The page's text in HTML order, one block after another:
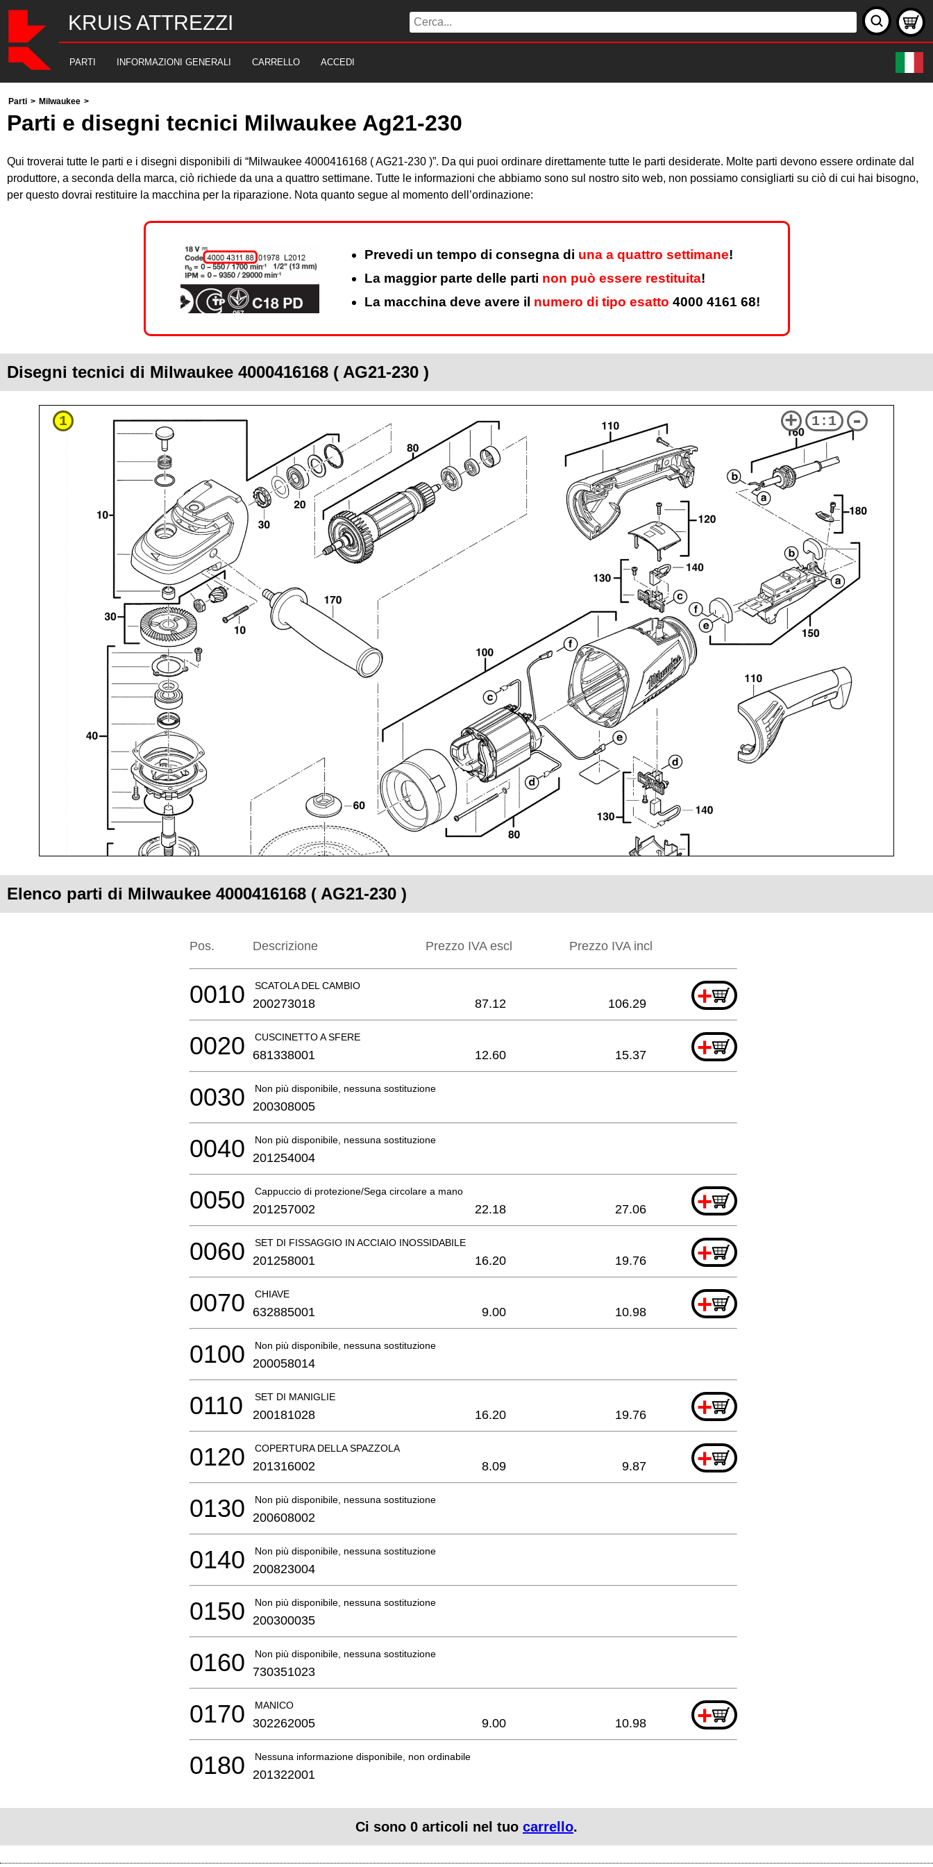
KRUIS ATTREZZI
PARTI INFORMAZIONI GENERALI CARRELLO ACCEDI
Parti > Milwaukee >
Parti e disegni tecnici Milwaukee Ag21-230
Qui troverai tutte le parti e i disegni disponibili di “Milwaukee 4000416168 ( AG21-230 )”. Da qui puoi ordinare direttamente tutte le parti desiderate. Molte parti devono essere ordinate dal
produttore, a seconda della marca, ciò richiede da una a quattro settimane. Tutte le informazioni che abbiamo sono sul nostro sito web, non possiamo consigliarti su ciò di cui hai bisogno,
per questo dovrai restituire la macchina per la riparazione. Nota quanto segue al momento dell’ordinazione:
Prevedi un tempo di consegna di una a quattro settimane!
La maggior parte delle parti non può essere restituita!
La macchina deve avere il numero di tipo esatto 4000 4161 68!
Disegni tecnici di Milwaukee 4000416168 ( AG21-230 )
1 + 1:1 -
Elenco parti di Milwaukee 4000416168 ( AG21-230 )
Pos. Descrizione Prezzo IVA escl Prezzo IVA incl
SCATOLA DEL CAMBIO +
0010 200273018 87.12 106.29
CUSCINETTO A SFERE +
0020 681338001 12.60 15.37
Non più disponibile, nessuna sostituzione
0030 200308005
Non più disponibile, nessuna sostituzione
0040 201254004
Cappuccio di protezione/Sega circolare a mano +
0050 201257002 22.18 27.06
SET DI FISSAGGIO IN ACCIAIO INOSSIDABILE +
0060 201258001 16.20 19.76
CHIAVE +
0070 632885001 9.00 10.98
Non più disponibile, nessuna sostituzione
0100 200058014
SET DI MANIGLIE +
0110 200181028 16.20 19.76
COPERTURA DELLA SPAZZOLA +
0120 201316002 8.09 9.87
Non più disponibile, nessuna sostituzione
0130 200608002
Non più disponibile, nessuna sostituzione
0140 200823004
Non più disponibile, nessuna sostituzione
0150 200300035
Non più disponibile, nessuna sostituzione
0160 730351023
MANICO +
0170 302262005 9.00 10.98
Nessuna informazione disponibile, non ordinabile
0180 201322001
Ci sono 0 articoli nel tuo carrello.